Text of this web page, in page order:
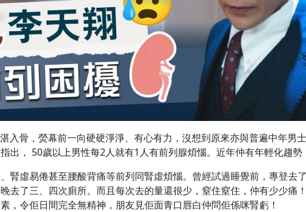
入骨，熒幕前一向硬硬淨淨、有心有力，沒想到原來亦與普遍中年男士
出， 50歲以上男性每2人就有1人有前列腺煩惱。近年仲有年輕化趨勢
腎虛易倦甚至腰酸背痛等前列同腎虛煩惱。曾經試過睡覺前，專登去
去了三、四次廁所。而且每次去的量還很少，窒住窒住，仲有少少痛
，令佢日間完全無精神，朋友見佢面青口唇白仲問佢係咪腎虧！